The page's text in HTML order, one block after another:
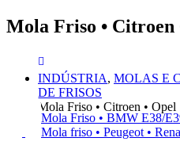
Mola Friso • Citroen
INDÚSTRIA, MOLAS E
DE FRISOS
Mola Friso • Citroen • Opel
Mola Friso • BMW E38/
Mola friso • Peugeot •